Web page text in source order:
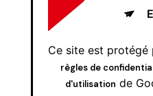
Ce site est protégé
règles de
d'utilisation de